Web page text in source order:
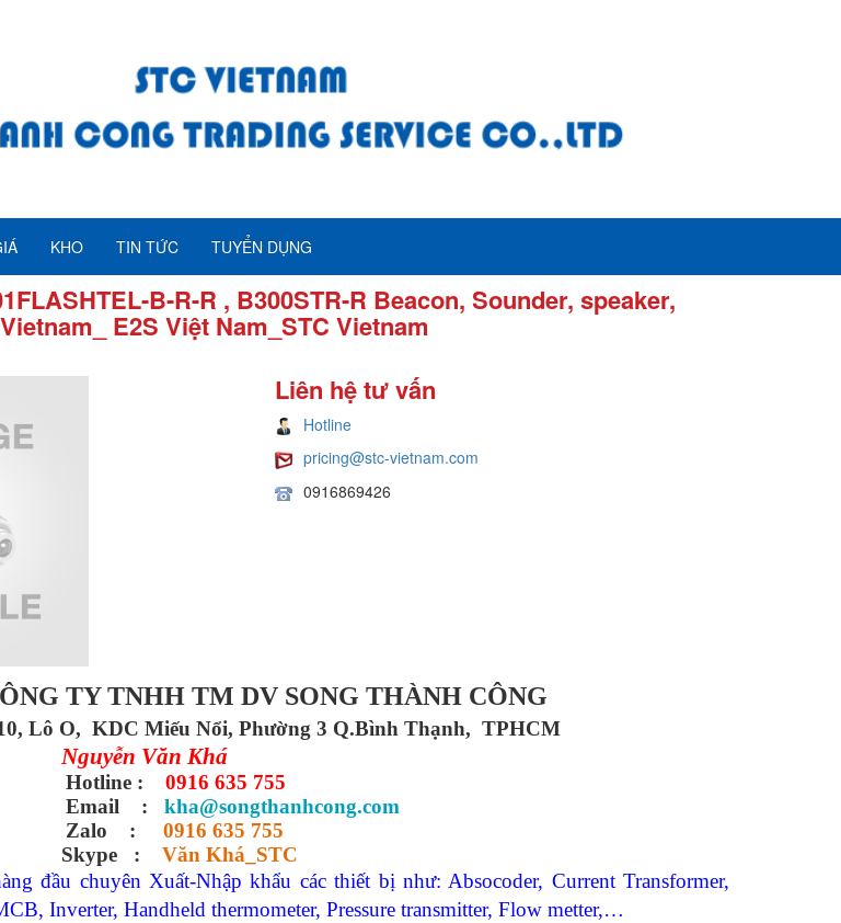
KHO TIN TỨC TUYỂN DỤNG
B-R-R , B300STR-R Beacon, Sounder, speaker,
E2S Việt Nam_STC Vietnam
Liên hệ tư vấn
Hotline
pricing@stc-vietnam.com
0916869426
TY TNHH TM DV SONG THÀNH CÔNG
Lô O, KDC Miếu Nổi, Phường 3 Q.Bình Thạnh, TPHCM
Nguyễn Văn Khá
: 0916 635 755
Email : kha@songthanhcong.com
: 0916 635 755
Skype : Văn Khá_STC
đầu chuyên Xuất-Nhập khẩu các thiết bị như: Absocoder, Current Transformer,
Inverter, Handheld thermometer, Pressure transmitter, Flow metter,…